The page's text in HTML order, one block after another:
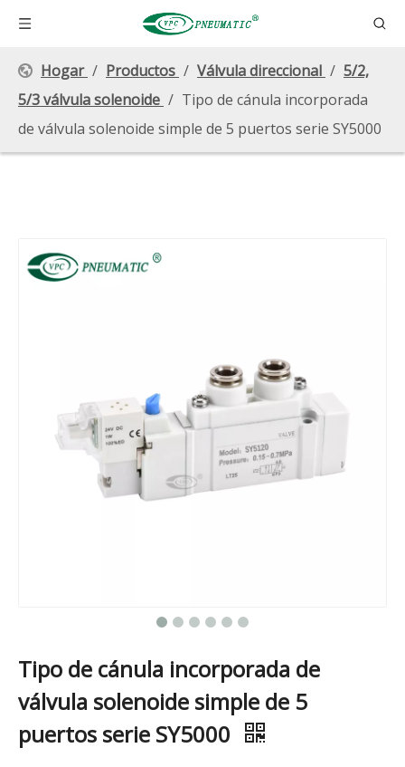
Hogar / Productos / Válvula direccional / 5/2,
5/3 válvula solenoide / Tipo de cánula incorporada
de válvula solenoide simple de 5 puertos serie SY5000
Tipo de cánula incorporada de
válvula solenoide simple de 5
puertos serie SY5000